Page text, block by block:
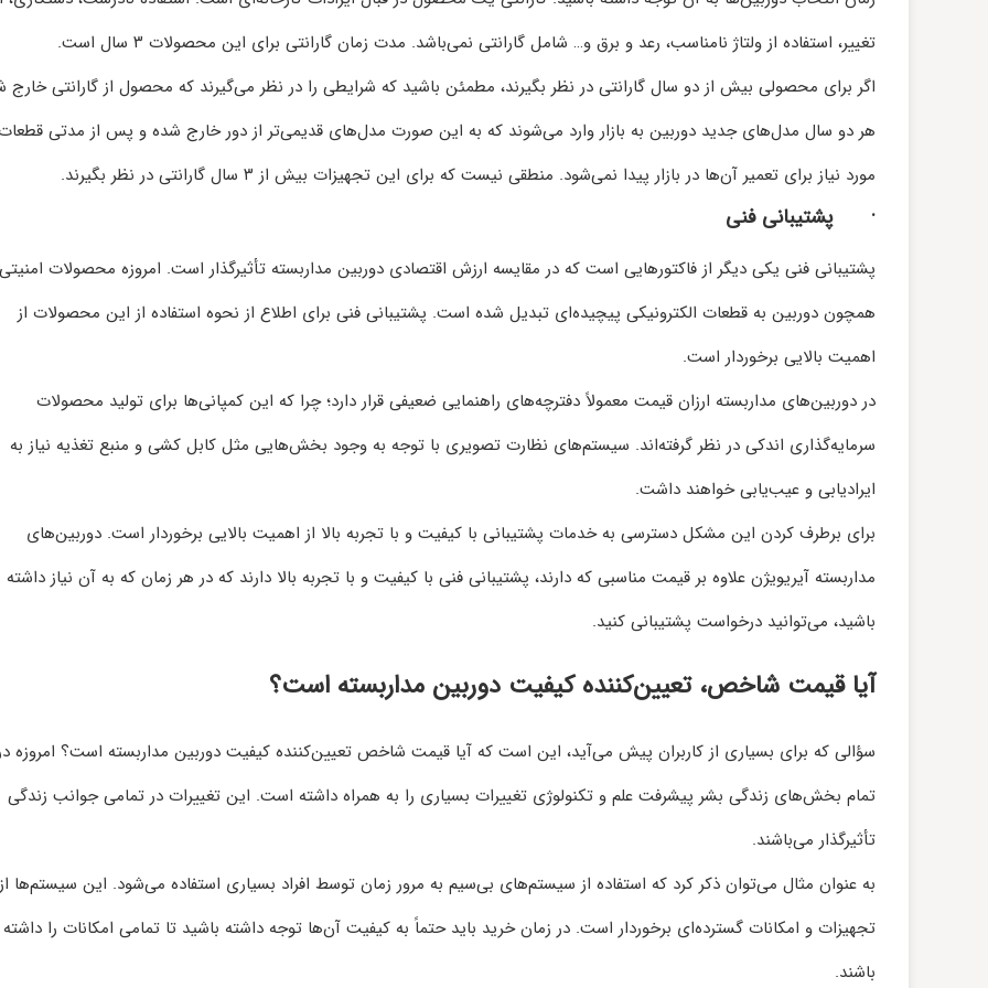
تغییر، استفاده از ولتاژ نامناسب، رعد و برق و… شامل گارانتی نمی‌باشد. مدت زمان گارانتی برای این محصولات ۳ سال است.
اگر برای محصولی بیش از دو سال گارانتی در نظر بگیرند، مطمئن باشید که شرایطی را در نظر می‌گیرند که محصول از گارانتی خارج
هر دو سال مدل‌های جدید دوربین به بازار وارد می‌شوند که به این صورت مدل‌های قدیمی‌تر از دور خارج شده و پس از مدتی
مورد نیاز برای تعمیر آن‌ها در بازار پیدا نمی‌شود. منطقی نیست که برای این تجهیزات بیش از ۳ سال گارانتی در نظر بگیرند.
·پشتیبانی فنی
پشتیبانی فنی یکی دیگر از فاکتور‌هایی است که در مقایسه ارزش اقتصادی دوربین مداربسته تأثیرگذار است. امروزه محصولات امنیتی
همچون دوربین به قطعات الکترونیکی پیچیده‌ای تبدیل شده است. پشتیبانی فنی برای اطلاع از نحوه استفاده از این محصولات از
اهمیت بالایی برخوردار است.
در دوربین‌های مداربسته ارزان قیمت معمولاً دفترچه‌های راهنمایی ضعیفی قرار دارد؛ چرا که این کمپانی‌ها برای تولید محصولات
سرمایه‌گذاری اندکی در نظر گرفته‌اند. سیستم‌های نظارت تصویری با توجه به وجود بخش‌هایی مثل کابل کشی و منبع تغذیه نیاز به
ایرادیابی و عیب‌یابی خواهند داشت.
برای برطرف کردن این مشکل دسترسی به خدمات پشتیبانی با کیفیت و با تجربه بالا از اهمیت بالایی برخوردار است. دوربین‌های
مداربسته آیریویژن علاوه بر قیمت مناسبی که دارند، پشتیبانی فنی با کیفیت و با تجربه بالا دارند که در هر زمان که به آن نیاز داشته
باشید، می‌توانید درخواست پشتیبانی کنید.
آیا قیمت شاخص، تعیین‌کننده کیفیت دوربین مداربسته است؟
سؤالی که برای بسیاری از کاربران پیش می‌آید، این است که آیا قیمت شاخص تعیین‌کننده کیفیت دوربین مداربسته است؟ امروزه
تمام بخش‌های زندگی بشر پیشرفت علم و تکنولوژی تغییرات بسیاری را به همراه داشته است. این تغییرات در تمامی جوانب زندگی
تأثیرگذار می‌باشند.
به عنوان مثال می‌توان ذکر کرد که استفاده از سیستم‌های بی‌سیم به مرور زمان توسط افراد بسیاری استفاده می‌شود. این سیستم‌ها از
تجهیزات و امکانات گسترده‌ای برخوردار است. در زمان خرید باید حتماً به کیفیت آن‌ها توجه داشته باشید تا تمامی امکانات را داشته
باشند.